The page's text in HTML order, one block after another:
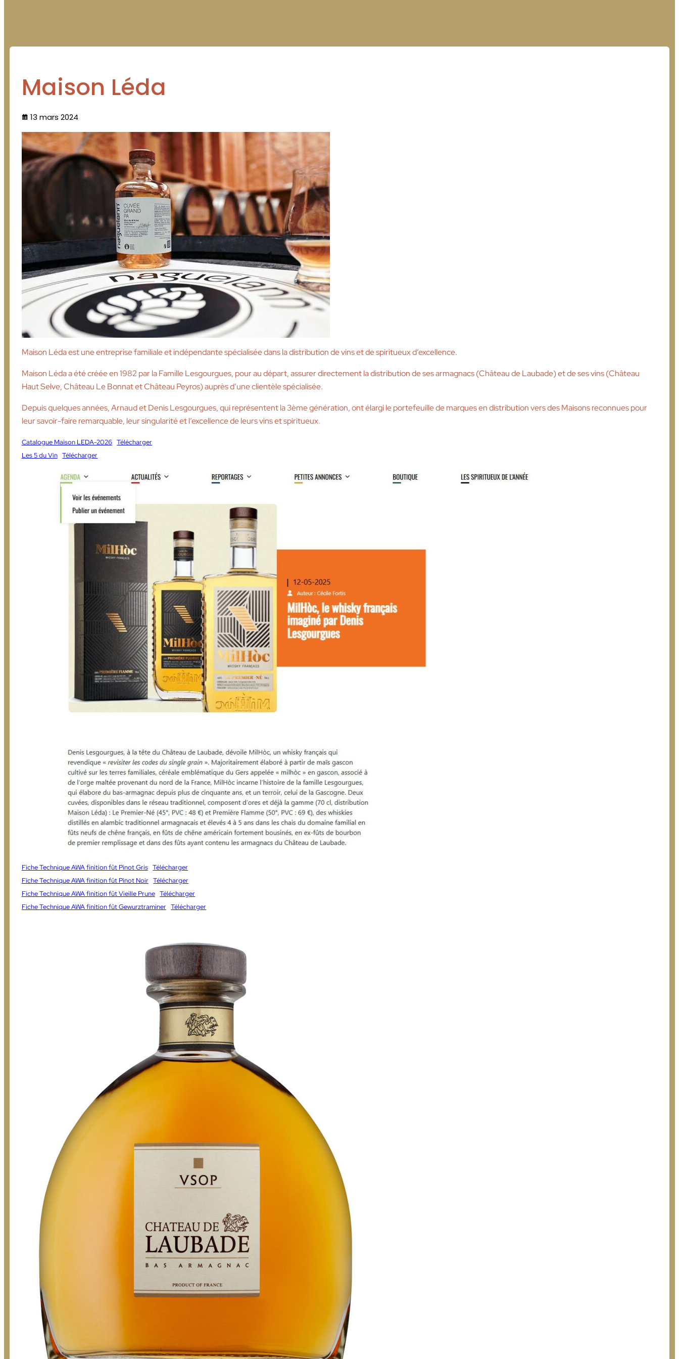
Maison Léda
13 mars 2024
Maison Léda est une entreprise familiale et indépendante spécialisée dans la distribution de vins et de spiritueux d’excellence.
Maison Léda a été créée en 1982 par la Famille Lesgourgues, pour au départ, assurer directement la distribution de ses armagnacs (Château de Laubade) et de ses vins (Château
Haut Selve, Château Le Bonnat et Château Peyros) auprès d’une clientèle spécialisée.
Depuis quelques années, Arnaud et Denis Lesgourgues, qui représentent la 3ème génération, ont élargi le portefeuille de marques en distribution vers des Maisons reconnues pour
leur savoir-faire remarquable, leur singularité et l’excellence de leurs vins et spiritueux.
Catalogue Maison LEDA-2026 Télécharger
Les 5 du Vin Télécharger
Fiche Technique AWA finition fût Pinot Gris Télécharger
Fiche Technique AWA finition fût Pinot Noir Télécharger
Fiche Technique AWA finition fût Vieille Prune Télécharger
Fiche Technique AWA finition fût Gewurztraminer Télécharger